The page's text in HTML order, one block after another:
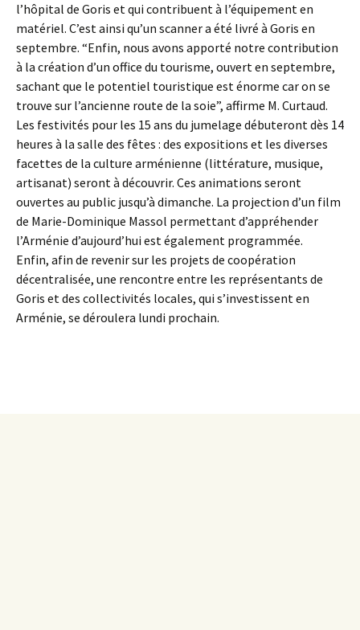
l’hôpital de Goris et qui contribuent à l’équipement en
matériel. C’est ainsi qu’un scanner a été livré à Goris en
septembre. “Enfin, nous avons apporté notre contribution
à la création d’un office du tourisme, ouvert en septembre,
sachant que le potentiel touristique est énorme car on se
trouve sur l’ancienne route de la soie”, affirme M. Curtaud.
Les festivités pour les 15 ans du jumelage débuteront dès 14
heures à la salle des fêtes : des expositions et les diverses
facettes de la culture arménienne (littérature, musique,
artisanat) seront à découvrir. Ces animations seront
ouvertes au public jusqu’à dimanche. La projection d’un film
de Marie-Dominique Massol permettant d’appréhender
l’Arménie d’aujourd’hui est également programmée.
Enfin, afin de revenir sur les projets de coopération
décentralisée, une rencontre entre les représentants de
Goris et des collectivités locales, qui s’investissent en
Arménie, se déroulera lundi prochain.